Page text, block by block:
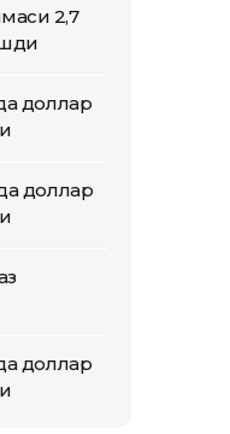
2,7
доллар
доллар
доллар